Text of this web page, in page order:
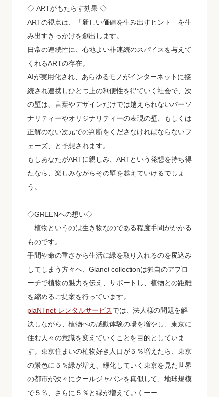
◇ ARTがもたらす効果 ◇
ARTの視点は、「新しい価値を生み出すヒント」を生
み出すきっかけを創出します。
日常の連続性に、心地よい非連続のスパイスを与えて
くれるARTの存在。
AIが実用化され、あらゆるモノがインターネットに接
続され連携しひとつ上の利便性を得ていく社会で、次
の壁は、言葉やデザインだけでは越えられないパーソ
ナリティーやオリジナリティーの表現の壁、もしくは
正解のない次元での判断をくださなければならないフ
ェーズ、と予想されます。
もしあなたがARTに親しみ、ARTという発想を持ち得
たなら、楽しみながらその壁を越えていけるでしょ
う。
◇GREENへの想い◇
植物というのは生き物なのである程度手間がかかる
ものです。
手間や命の重さから生活に緑を取り入れるのを尻込み
してしまう方々へ、Glanet collectionは独自のアプロ
ーチで植物の魅力を伝え、サポートし、植物との距離
を縮めるご提案を行っています。
plaNTnet レンタルサービスでは、法人様の問題を解
決しながら、植物への感動体験の場を増やし、東京に
住む人々の意識を変えていくことを目的としていま
す。東京住まいの植物好き人口が５％増えたら、東京
の景色に５％緑が増え、緑化していく東京を見た世界
の都市が次々にクールジャパンを真似して、地球規模
で５％、さらに５％と緑が増えていくーー